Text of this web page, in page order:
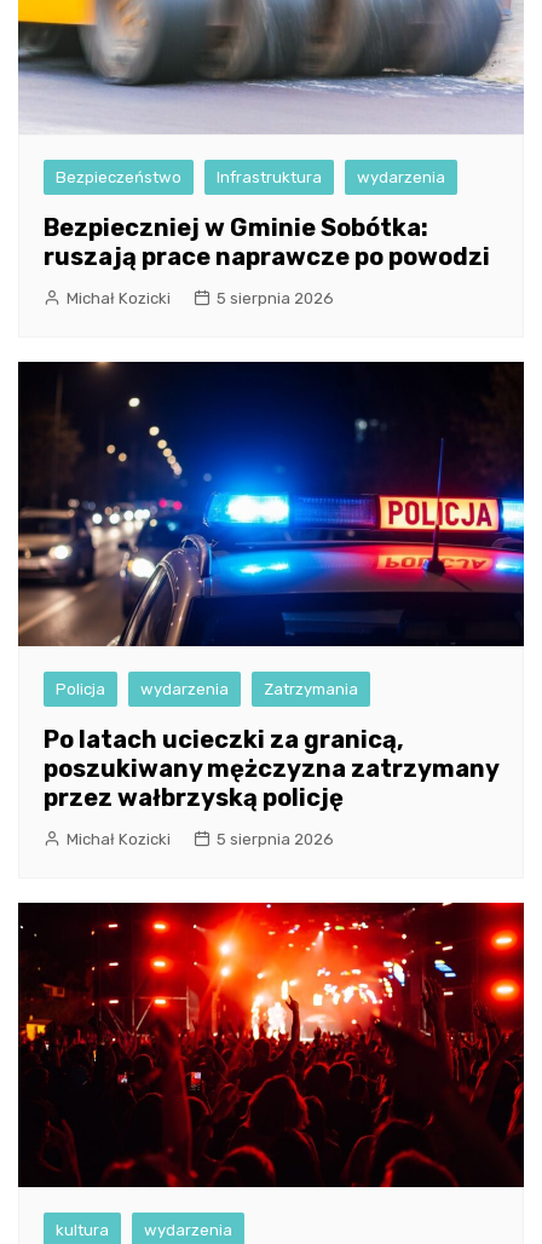
Bezpieczeństwo Infrastruktura wydarzenia
Bezpieczniej w Gminie Sobótka:
ruszają prace naprawcze po powodzi
Michał Kozicki 5 sierpnia 2026
Policja wydarzenia Zatrzymania
Po latach ucieczki za granicą,
poszukiwany mężczyzna zatrzymany
przez wałbrzyską policję
Michał Kozicki 5 sierpnia 2026
kultura wydarzenia